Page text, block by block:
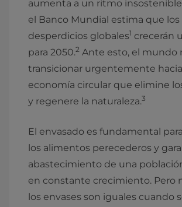
aumenta a un ritmo
el Banco Mundial estima que los
desperdicios globales1 crecerán
para 2050.2 Ante esto, el mundo
transicionar urgentemente
economía circular que elimine
y regenere la naturaleza.3
El envasado es fundamental
los alimentos perecederos y
abastecimiento de una
en constante crecimiento. Pero
los envases son iguales cuando